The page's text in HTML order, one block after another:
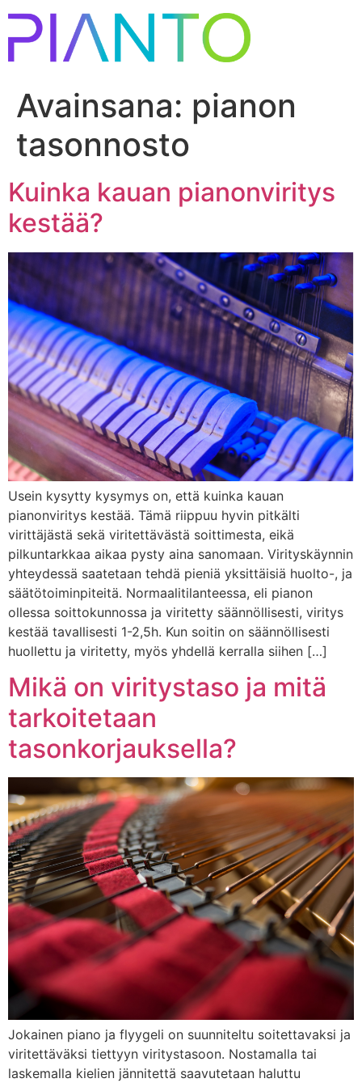
Avainsana: pianon
tasonnosto
Kuinka kauan pianonviritys
kestää?
Usein kysytty kysymys on, että kuinka kauan
pianonviritys kestää. Tämä riippuu hyvin pitkälti
virittäjästä sekä viritettävästä soittimesta, eikä
pilkuntarkkaa aikaa pysty aina sanomaan. Virityskäynnin
yhteydessä saatetaan tehdä pieniä yksittäisiä huolto-, ja
säätötoiminpiteitä. Normaalitilanteessa, eli pianon
ollessa soittokunnossa ja viritetty säännöllisesti, viritys
kestää tavallisesti 1-2,5h. Kun soitin on säännöllisesti
huollettu ja viritetty, myös yhdellä kerralla siihen […]
Mikä on viritystaso ja mitä
tarkoitetaan
tasonkorjauksella?
Jokainen piano ja flyygeli on suunniteltu soitettavaksi ja
viritettäväksi tiettyyn viritystasoon. Nostamalla tai
laskemalla kielien jännitettä saavutetaan haluttu